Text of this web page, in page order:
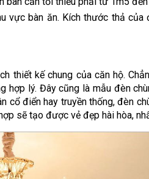
bàn ăn. Kích thước thả của
thiết kế chung của căn hộ.
hợp lý. Đây cũng là mẫu đèn
cổ điển hay truyền thống, đèn
sẽ tạo được vẻ đẹp hài hòa,